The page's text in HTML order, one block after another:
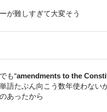
が難しすぎて大変そう
も“amendments to the
語たぶん向こう数年使わない
あったから